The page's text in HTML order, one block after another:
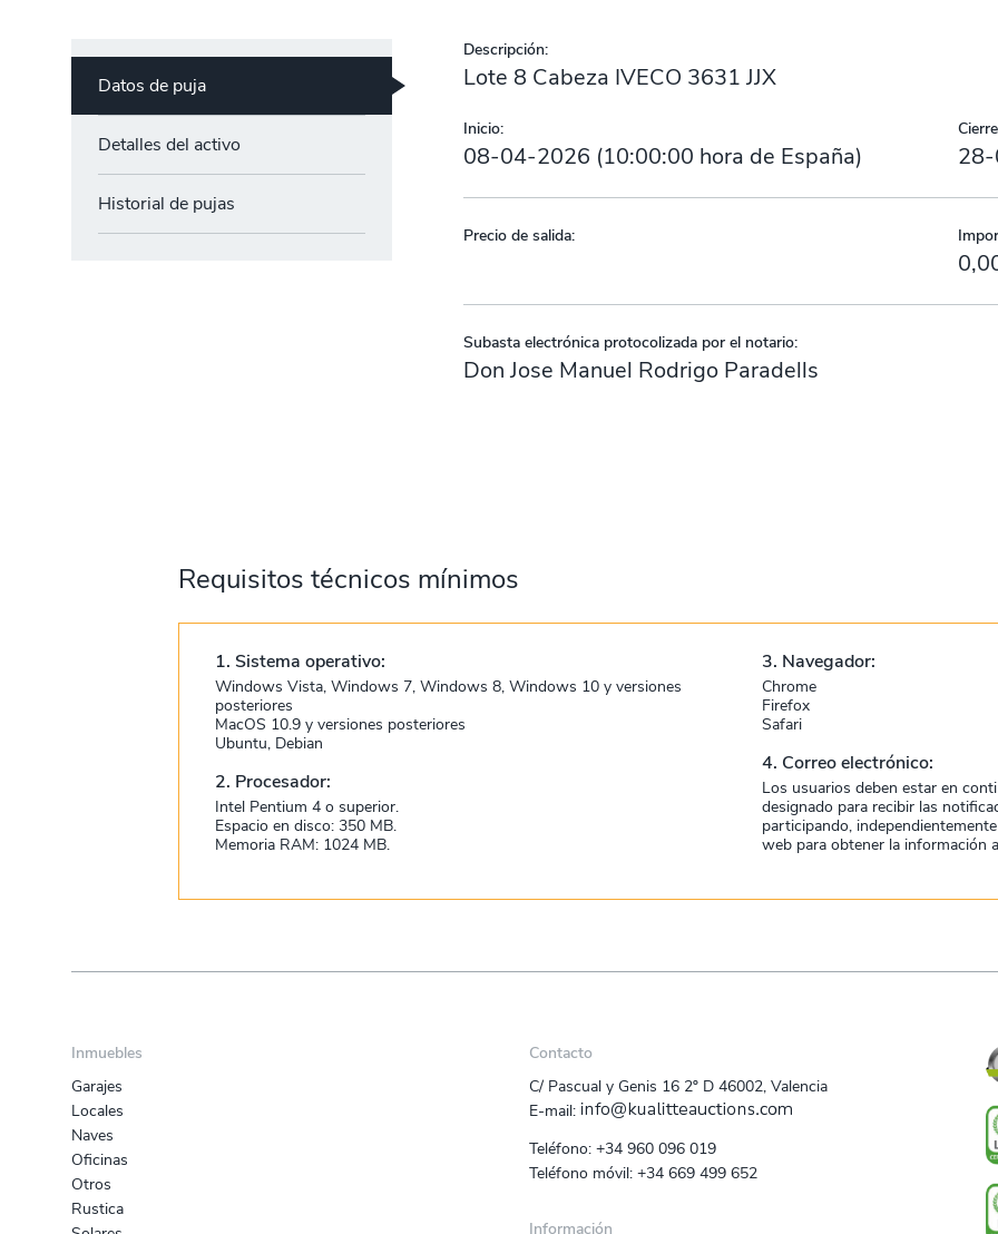
Datos de puja
Detalles del activo
Historial de pujas
Descripción:
Lote 8 Cabeza IVECO 3631 JJX
Inicio:
08-04-2026 (10:00:00 hora de España)
Precio de salida:
Subasta electrónica protocolizada por el notario:
Don Jose Manuel Rodrigo Paradells
Requisitos técnicos mínimos
1. Sistema operativo:
Windows Vista, Windows 7, Windows 8, Windows 10 y versiones
posteriores
MacOS 10.9 y versiones posteriores
Ubuntu, Debian
2. Procesador:
Intel Pentium 4 o superior.
Espacio en disco: 350 MB.
Memoria RAM: 1024 MB.
3. Navegador:
Chrome
Firefox
Safari
4. Correo electrónico:
Los usuarios deben estar en
designado para recibir las
participando,
web para obtener la información
Inmuebles
Garajes
Locales
Naves
Oficinas
Otros
Rustica
Contacto
C/ Pascual y Genis 16 2º D 46002, Valencia
E‑mail:
Teléfono: +34 960 096 019
Teléfono móvil: +34 669 499 652
Información